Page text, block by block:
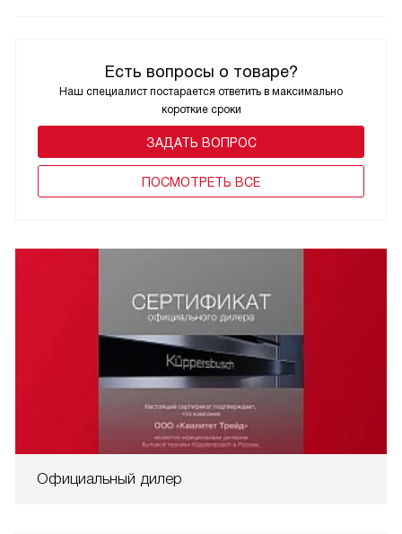
Есть вопросы о товаре?
Наш специалист постарается ответить в максимально
короткие сроки
ЗАДАТЬ ВОПРОС
ПОCМОТРЕТЬ ВСЕ
Официальный дилер